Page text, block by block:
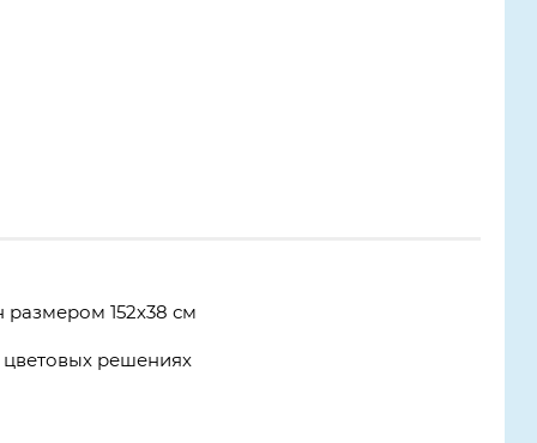
152х38 см
цветовых решениях